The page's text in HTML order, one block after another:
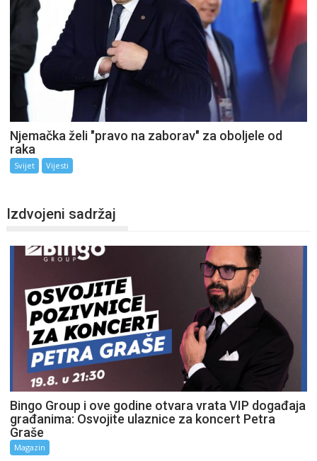
Njemačka želi "pravo na zaborav" za oboljele od
raka
Svijet Vijesti
Izdvojeni sadržaj
Bingo Group i ove godine otvara vrata VIP događaja
građanima: Osvojite ulaznice za koncert Petra
Graše
Magazin